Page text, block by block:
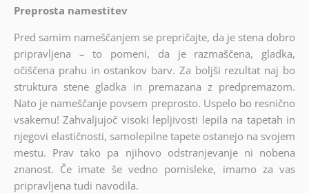
Preprosta namestitev
Pred samim nameščanjem se prepričajte, da je stena dobro
pripravljena – to pomeni, da je razmaščena, gladka,
očiščena prahu in ostankov barv. Za boljši rezultat naj bo
struktura stene gladka in premazana z predpremazom.
Nato je nameščanje povsem preprosto. Uspelo bo resnično
vsakemu! Zahvaljujoč visoki lepljivosti lepila na tapetah in
njegovi elastičnosti, samolepilne tapete ostanejo na svojem
mestu. Prav tako pa njihovo odstranjevanje ni nobena
znanost. Če imate še vedno pomisleke, imamo za vas
pripravljena tudi navodila.